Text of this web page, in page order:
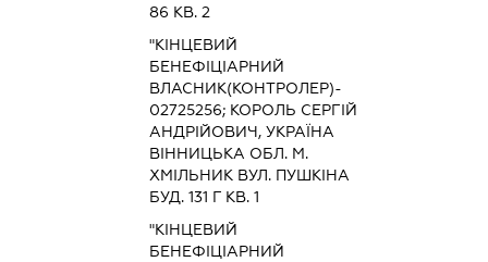
86 КВ. 2
"КІНЦЕВИЙ
БЕНЕФІЦІАРНИЙ
ВЛАСНИК(КОНТРОЛЕР)-
02725256; КОРОЛЬ СЕРГІЙ
АНДРІЙОВИЧ, УКРАЇНА
ВІННИЦЬКА ОБЛ. М.
ХМІЛЬНИК ВУЛ. ПУШКІНА
БУД. 131 Г КВ. 1
"КІНЦЕВИЙ
БЕНЕФІЦІАРНИЙ